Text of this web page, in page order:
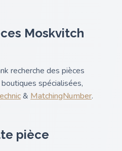
Moskvitch
recherche des pièces
spécialisées,
& MatchingNumber.
pièce